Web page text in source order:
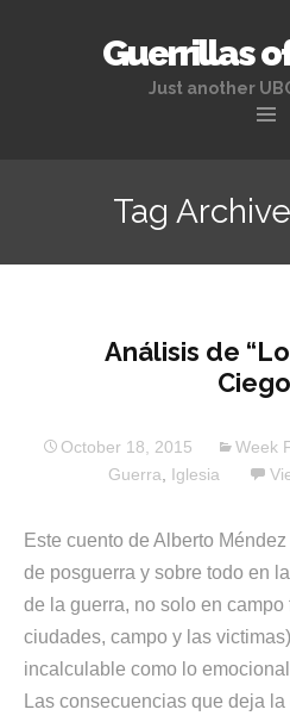
Guerrillas
Just another
Tag
Análisis de
October 18, 2015 Week
Guerra
Iglesia
Este cuento de Alberto
de posguerra y sobre todo en
de la guerra, no solo en
ciudades, campo y las
incalculable como lo
Las consecuencias que deja